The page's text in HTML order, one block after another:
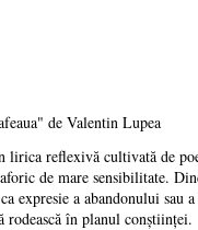
de Valentin Lupea
lirica reflexivă cultivată de
de mare sensibilitate.
expresie a abandonului sau
rodească în planul conștiinței.